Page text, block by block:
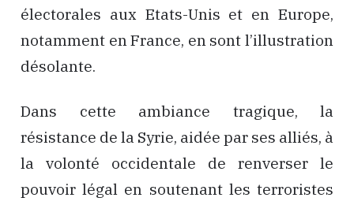
électorales aux Etats-Unis et en Europe,
notamment en France, en sont l’illustration
désolante.
Dans cette ambiance tragique, la
résistance de la Syrie, aidée par ses alliés, à
la volonté occidentale de renverser le
pouvoir légal en soutenant les terroristes